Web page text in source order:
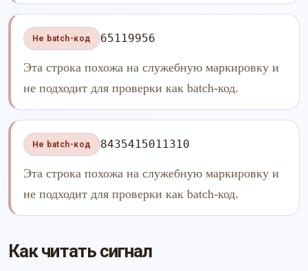
Не batch-код 65119956
Эта строка похожа на служебную маркировку и
не подходит для проверки как batch-код.
Не batch-код 8435415011310
Эта строка похожа на служебную маркировку и
не подходит для проверки как batch-код.
Как читать сигнал